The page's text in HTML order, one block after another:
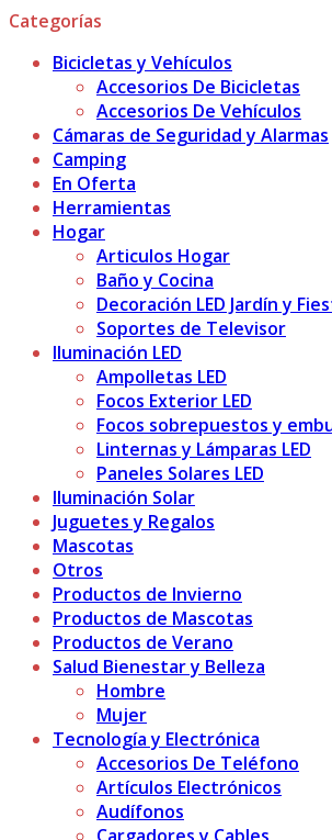
Categorías
Bicicletas y Vehículos
Accesorios De Bicicletas
Accesorios De Vehículos
Cámaras de Seguridad y Alarmas
Camping
En Oferta
Herramientas
Hogar
Articulos Hogar
Baño y Cocina
Decoración LED Jardín y
Soportes de Televisor
Iluminación LED
Ampolletas LED
Focos Exterior LED
Focos sobrepuestos y
Linternas y Lámparas LED
Paneles Solares LED
Iluminación Solar
Juguetes y Regalos
Mascotas
Otros
Productos de Invierno
Productos de Mascotas
Productos de Verano
Salud Bienestar y Belleza
Hombre
Mujer
Tecnología y Electrónica
Accesorios De Teléfono
Artículos Electrónicos
Audífonos